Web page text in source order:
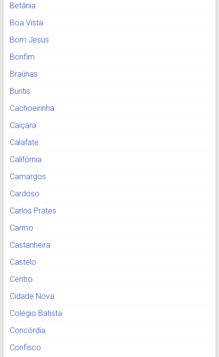
Betânia
Boa Vista
Bom Jesus
Bonfim
Braúnas
Buritis
Cachoeirinha
Caiçara
Calafate
Califórnia
Camargos
Cardoso
Carlos Prates
Carmo
Castanheira
Castelo
Centro
Cidade Nova
Colégio Batista
Concórdia
Confisco